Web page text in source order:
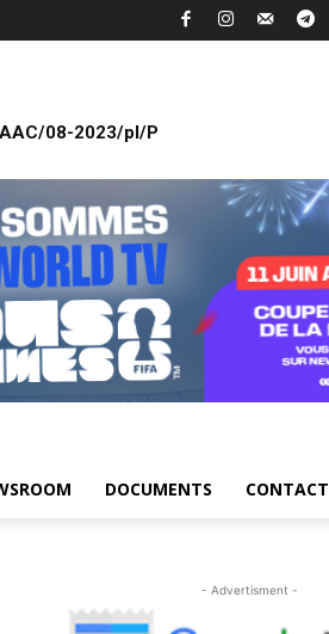
08-2023/pl/P
DOCUMENTS CONTACT
- Advertisment -